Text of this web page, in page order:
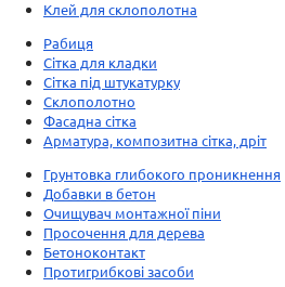
Клей для склополотна
Рабиця
Сітка для кладки
Сітка під штукатурку
Склополотно
Фасадна сітка
Арматура, композитна сітка, дріт
Грунтовка глибокого проникнення
Добавки в бетон
Очищувач монтажної піни
Просочення для дерева
Бетоноконтакт
Протигрибкові засоби